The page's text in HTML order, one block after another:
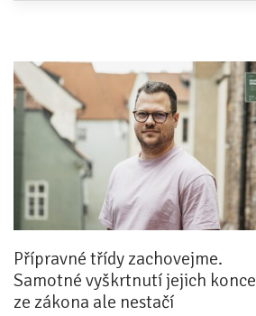
Přípravné třídy zachovejme.
Samotné vyškrtnutí jejich konce
ze zákona ale nestačí